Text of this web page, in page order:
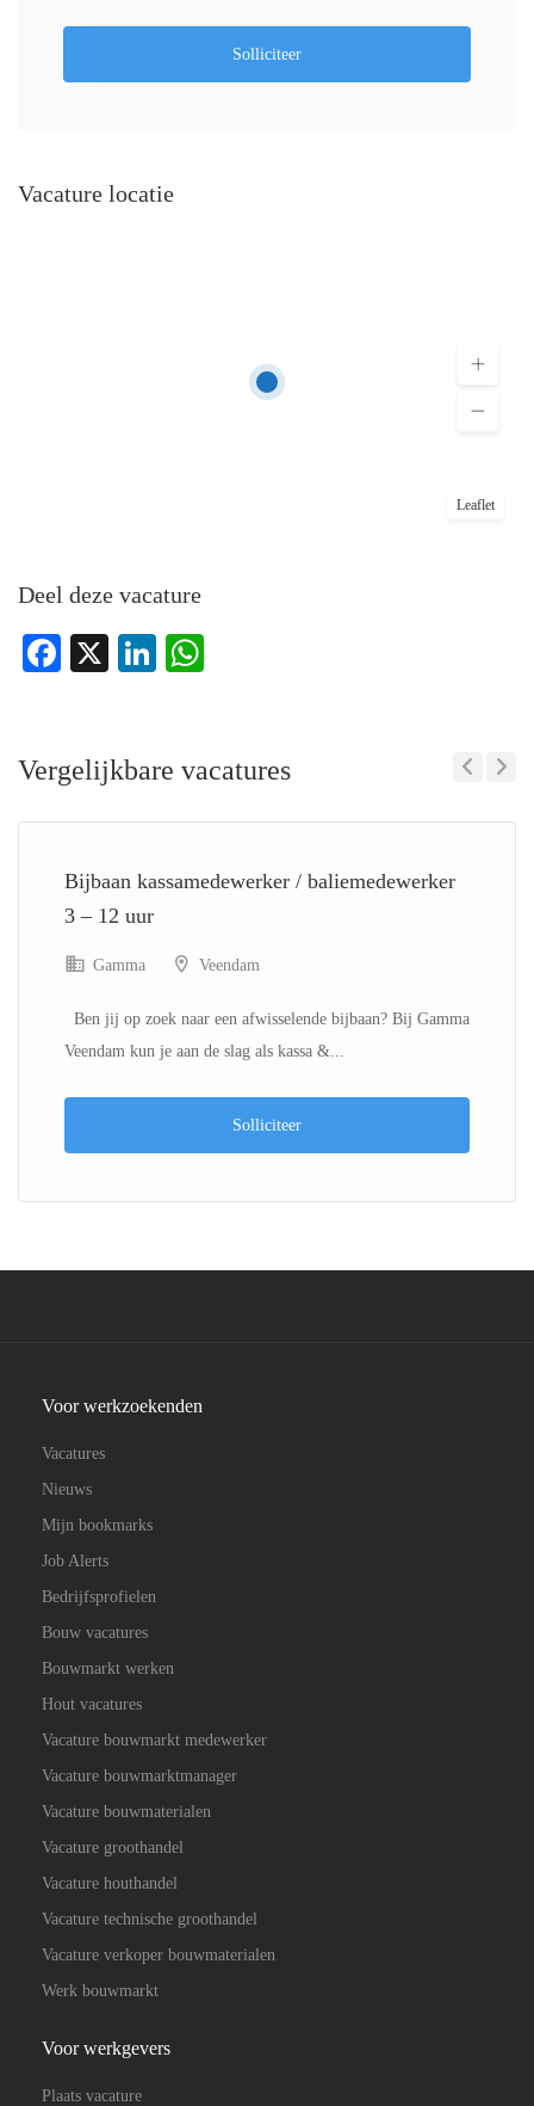
Solliciteer
Vacature locatie
Leaflet
Deel deze vacature
Facebook
X LinkedIn
Vergelijkbare vacatures
Bijbaan kassamedewerker / baliemedewerker
3 – 12 uur
Gamma Veendam
Ben jij op zoek naar een afwisselende bijbaan? Bij Gamma
Veendam kun je aan de slag als kassa &...
Solliciteer
Voor werkzoekenden
Vacatures
Nieuws
Mijn bookmarks
Job Alerts
Bedrijfsprofielen
Bouw vacatures
Bouwmarkt werken
Hout vacatures
Vacature bouwmarkt medewerker
Vacature bouwmarktmanager
Vacature bouwmaterialen
Vacature groothandel
Vacature houthandel
Vacature technische groothandel
Vacature verkoper bouwmaterialen
Werk bouwmarkt
Voor werkgevers
Plaats vacature